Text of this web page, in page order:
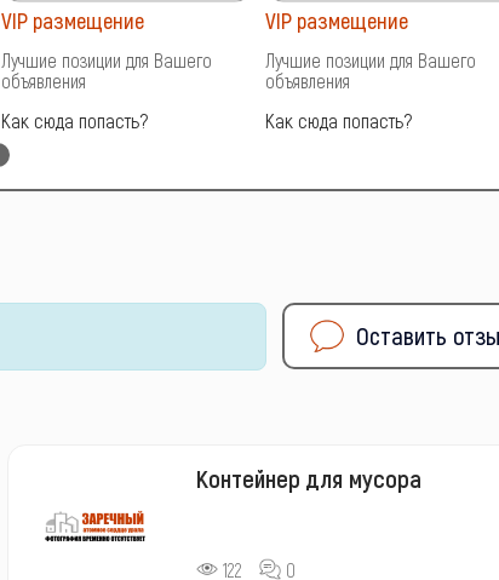
VIP размещение
Лучшие позиции для Вашего
объявления
Как сюда попасть?
VIP размещение
Лучшие позиции для Вашего
объявления
Как сюда попасть?
Оставить
Контейнер для мусора
122
0